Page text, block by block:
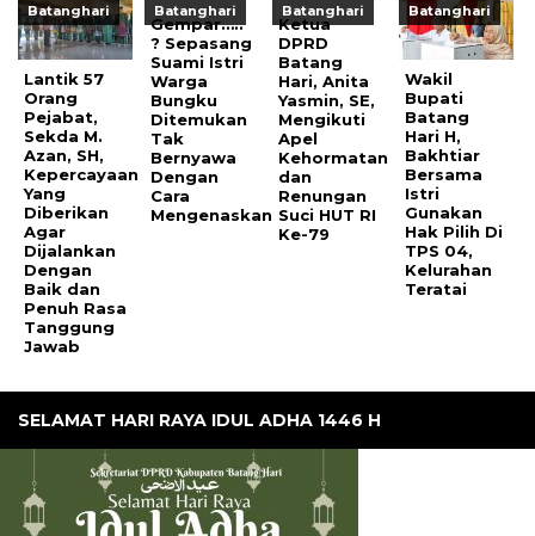
Batanghari
Lantik 57
Orang
Pejabat,
Sekda M.
Azan, SH,
Kepercayaan
Yang
Diberikan
Agar
Dijalankan
Dengan
Baik dan
Penuh Rasa
Tanggung
Jawab
Batanghari
Gempar…..
? Sepasang
Suami Istri
Warga
Bungku
Ditemukan
Tak
Bernyawa
Dengan
Cara
Mengenaskan
Batanghari
Ketua
DPRD
Batang
Hari, Anita
Yasmin, SE,
Mengikuti
Apel
Kehormatan
dan
Renungan
Suci HUT RI
Ke-79
Batanghari
Wakil
Bupati
Batang
Hari H,
Bakhtiar
Bersama
Istri
Gunakan
Hak Pilih Di
TPS 04,
Kelurahan
Teratai
SELAMAT HARI RAYA IDUL ADHA 1446 H